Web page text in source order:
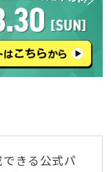
きる公式パ